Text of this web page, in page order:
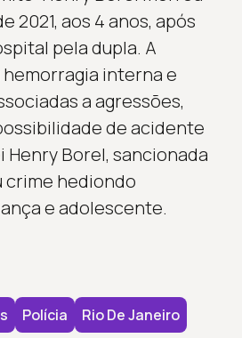
2021, aos 4 anos, após
pela dupla. A
interna e
a agressões,
de acidente
Henry Borel, sancionada
crime hediondo
e adolescente.
Polícia
Rio De Janeiro